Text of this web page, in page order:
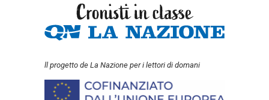
ll progetto de La Nazione per i lettori di domani